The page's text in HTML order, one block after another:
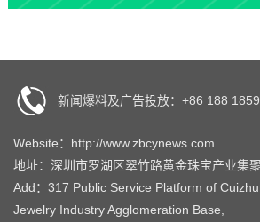
新闻爆料及广告投放：+86 188
Website：http://www.zbcynews.com
地址：深圳市罗湖区翠竹路黄金珠宝产业集
Add：317 Public Service Platform of
Jewelry Industry Agglomeration Base,